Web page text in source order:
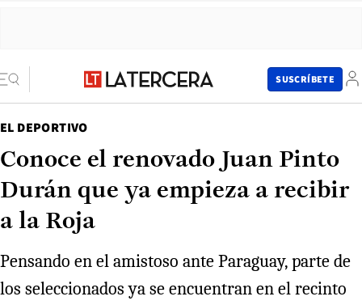
SUSCRÍBETE
EL DEPORTIVO
Conoce el renovado Juan Pinto
Durán que ya empieza a recibir
a la Roja
Pensando en el amistoso ante Paraguay, parte de
los seleccionados ya se encuentran en el recinto